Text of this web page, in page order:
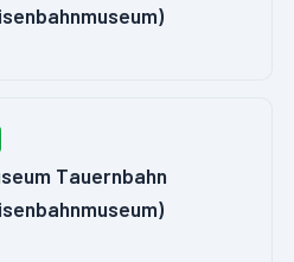
Tauernbahn